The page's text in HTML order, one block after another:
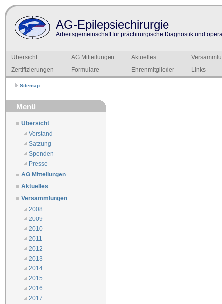
AG-Epilepsiechirurgie
Arbeitsgemeinschaft für prächirurgische Diagnostik und
Übersicht AG Mitteilungen Aktuelles
Zertifizierungen
Formulare Ehrenmitglieder Links
Sitemap
Menü
Übersicht
Vorstand
Satzung
Spenden
Presse
AG Mitteilungen
Aktuelles
Versammlungen
2008
2009
2010
2011
2012
2013
2014
2015
2016
2017